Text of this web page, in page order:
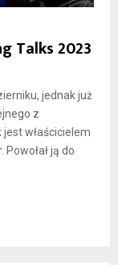
Talks 2023
jednak już
z
właścicielem
ją do